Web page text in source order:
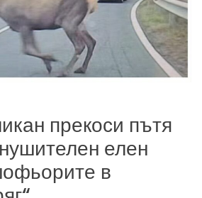
прекоси пътя
елен
в